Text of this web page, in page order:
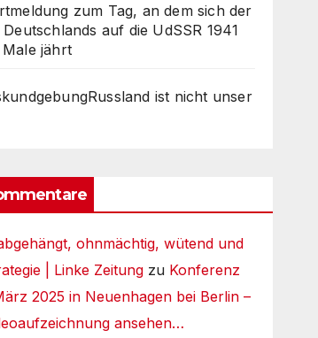
zum Tag, an dem sich der
auf die UdSSR 1941
jährt
ist nicht unser
ohnmächtig, wütend und
| Linke Zeitung zu Konferenz
2025 in Neuenhagen bei Berlin –
ansehen…